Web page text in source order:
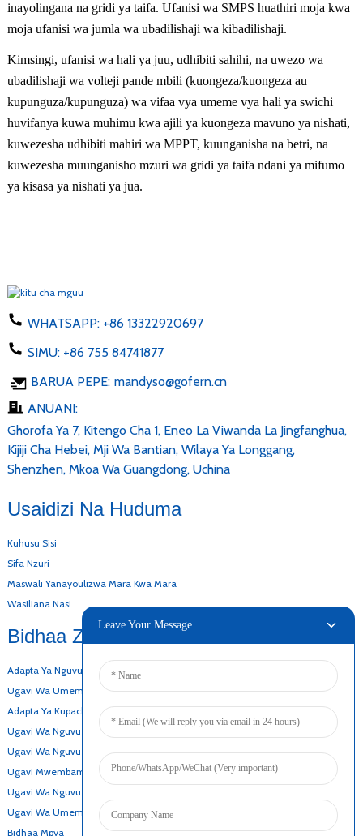
inayolingana na gridi ya taifa. Ufanisi wa SMPS huathiri moja kwa
moja ufanisi wa jumla wa ubadilishaji wa kibadilishaji.
Kimsingi, ufanisi wa hali ya juu, udhibiti sahihi, na uwezo wa
ubadilishaji wa volteji pande mbili (kuongeza/kuongeza au
kupunguza/kupunguza) wa vifaa vya umeme vya hali ya swichi
huvifanya kuwa muhimu kwa ajili ya kuongeza mavuno ya nishati,
kuwezesha udhibiti mahiri wa MPPT, kuunganisha na betri, na
kuwezesha muunganisho mzuri wa gridi ya taifa ndani ya mifumo
ya kisasa ya nishati ya jua.
WHATSAPP: +86 13322920697
SIMU: +86 755 84741877
BARUA PEPE: mandyso@gofern.cn
ANUANI:
Ghorofa Ya 7, Kitengo Cha 1, Eneo La Viwanda La Jingfanghua,
Kijiji Cha Hebei, Mji Wa Bantian, Wilaya Ya Longgang,
Shenzhen, Mkoa Wa Guangdong, Uchina
Usaidizi Na Huduma
Kuhusu Sisi
Sifa Nzuri
Maswali Yanayoulizwa Mara Kwa Mara
Wasiliana Nasi
Bidhaa Zetu
Adapta Ya Nguvu Ya Eneo-Kazi
Ugavi Wa Umeme Wa AC DC
Adapta Ya Kupachika Ukutani
Ugavi Wa Nguvu Wa Fremu Iliyofunguliwa
Ugavi Wa Nguvu Nyembamba Sana
Ugavi Mwembamba Wa Umeme
Ugavi Wa Nguvu Ya Kuhifadhi Betri
Ugavi Wa Umeme Wa Reli Ya Din
Bidhaa Mpya
Leave Your Message